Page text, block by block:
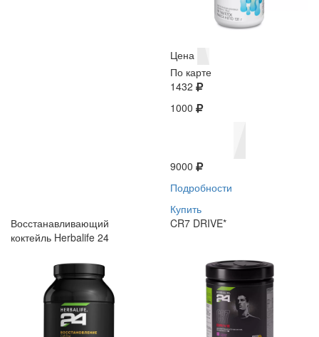
Цена
По карте
1432
1000
9000
Подробности
Купить
Восстанавливающий
коктейль Herbalife 24
CR7 DRIVE*